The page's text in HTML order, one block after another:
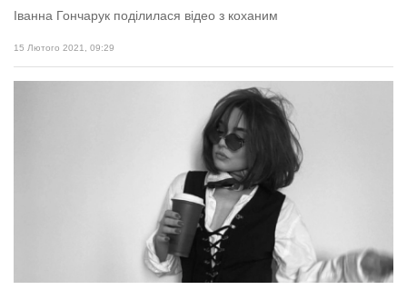
Іванна Гончарук поділилася відео з коханим
15 Лютого 2021, 09:29